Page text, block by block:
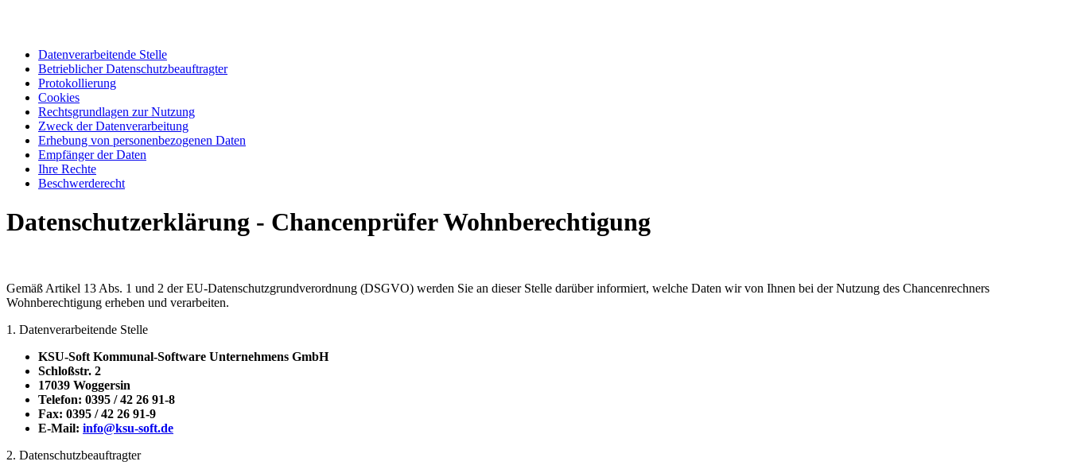
Datenverarbeitende Stelle
Betrieblicher Datenschutzbeauftragter
Protokollierung
Cookies
Rechtsgrundlagen zur Nutzung
Zweck der Datenverarbeitung
Erhebung von personenbezogenen Daten
Empfänger der Daten
Ihre Rechte
Beschwerderecht
Datenschutzerklärung - Chancenprüfer Wohnberechtigung
Gemäß Artikel 13 Abs. 1 und 2 der EU-Datenschutzgrundverordnung (DSGVO) werden Sie an dieser Stelle darüber informiert, welche Daten wir von Ihnen bei der Nutzung des Chancenrechners
Wohnberechtigung erheben und verarbeiten.
1. Datenverarbeitende Stelle
KSU-Soft Kommunal-Software Unternehmens GmbH
Schloßstr. 2
17039 Woggersin
Telefon: 0395 / 42 26 91-8
Fax: 0395 / 42 26 91-9
E-Mail: info@ksu-soft.de
2. Datenschutzbeauftragter